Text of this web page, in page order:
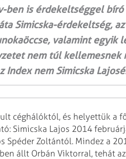
ben is érdekeltséggel
Simicska-érdekeltség,
valamint egyik
nem túl kellemesnek
Index nem Simicska
céghálóktól, és helyettük a
Simicska Lajos 2014
Spéder Zoltántól. Mindez a
állt Orbán Viktorral, tehát